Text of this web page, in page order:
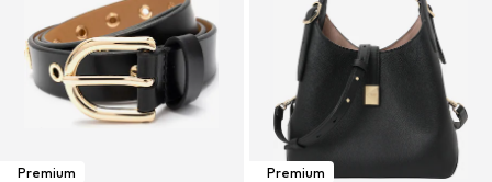
Premium
Premium